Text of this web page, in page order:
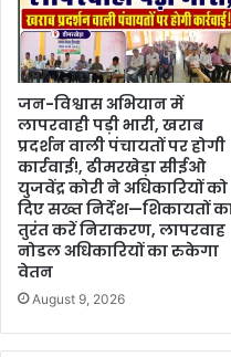
जन-विश्वास अभियान में
लापरवाही पड़ी भारी, खराब
प्रदर्शन वाली पंचायतों पर होगी
कार्रवाई!, ढीमरखेड़ा सीईओ
युजवेंद्र कोरी ने अधिकारियों को
दिए सख्त निर्देश—शिकायतों
तुरंत करें निराकरण, लापरवाह
नोडल अधिकारियों का रुकेगा
वेतन
August 9, 2026